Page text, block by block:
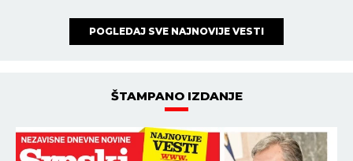
POGLEDAJ SVE NAJNOVIJE VESTI
ŠTAMPANO IZDANJE